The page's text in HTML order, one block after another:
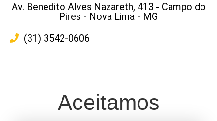
Av. Benedito Alves Nazareth, 413 - Campo do
Pires - Nova Lima - MG
(31) 3542-0606
Aceitamos